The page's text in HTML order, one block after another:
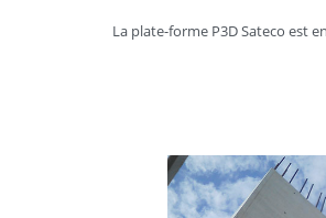
La plate-forme P3D Sateco est